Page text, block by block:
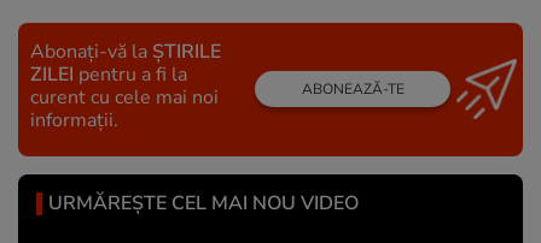
Abonați-vă la ȘTIRILE
ZILEI pentru a fi la
curent cu cele mai noi
informații.
ABONEAZĂ-TE
URMĂREȘTE CEL MAI NOU VIDEO